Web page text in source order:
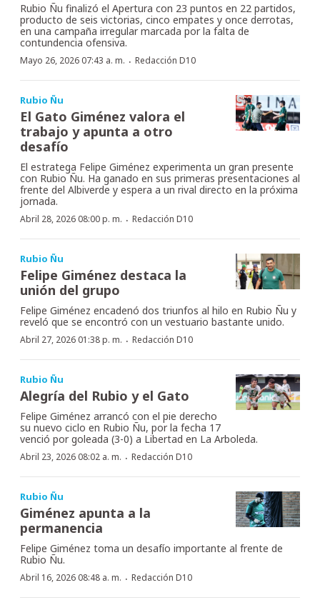
Rubio Ñu finalizó el Apertura con 23 puntos en 22 partidos,
producto de seis victorias, cinco empates y once derrotas,
en una campaña irregular marcada por la falta de
contundencia ofensiva.
Mayo 26, 2026 07:43 a. m. · Redacción D10
Rubio Ñu
El Gato Giménez valora el
trabajo y apunta a otro
desafío
El estratega Felipe Giménez experimenta un gran presente
con Rubio Ñu. Ha ganado en sus primeras presentaciones al
frente del Albiverde y espera a un rival directo en la próxima
jornada.
Abril 28, 2026 08:00 p. m. · Redacción D10
Rubio Ñu
Felipe Giménez destaca la
unión del grupo
Felipe Giménez encadenó dos triunfos al hilo en Rubio Ñu y
reveló que se encontró con un vestuario bastante unido.
Abril 27, 2026 01:38 p. m. · Redacción D10
Rubio Ñu
Alegría del Rubio y el Gato
Felipe Giménez arrancó con el pie derecho
su nuevo ciclo en Rubio Ñu, por la fecha 17
venció por goleada (3-0) a Libertad en La Arboleda.
Abril 23, 2026 08:02 a. m. · Redacción D10
Rubio Ñu
Giménez apunta a la
permanencia
Felipe Giménez toma un desafío importante al frente de
Rubio Ñu.
Abril 16, 2026 08:48 a. m. · Redacción D10